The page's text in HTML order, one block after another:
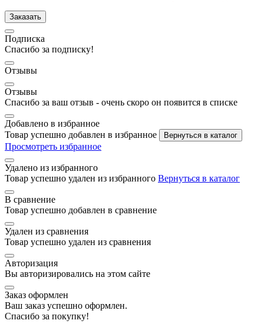
Заказать
Подписка
Спасибо за подписку!
Отзывы
Отзывы
Спасибо за ваш отзыв - очень скоро он появится в списке
Добавлено в избранное
Товар успешно добавлен в избранное
Вернуться в каталог
Просмотреть избранное
Удалено из избранного
Товар успешно удален из избранного Вернуться в каталог
В сравнение
Товар успешно добавлен в сравнение
Удален из сравнения
Товар успешно удален из сравнения
Авторизация
Вы авторизировались на этом сайте
Заказ оформлен
Ваш заказ успешно оформлен.
Спасибо за покупку!